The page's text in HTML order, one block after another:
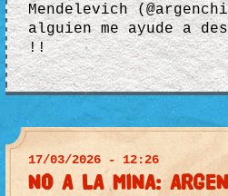
Mendelevich
alguien me ayude a
!!
17/03/2026 - 12:26
NO A LA MINA: